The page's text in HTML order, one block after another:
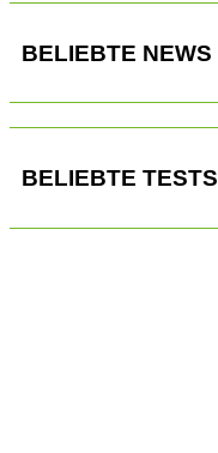
BELIEBTE NEWS
BELIEBTE TESTS